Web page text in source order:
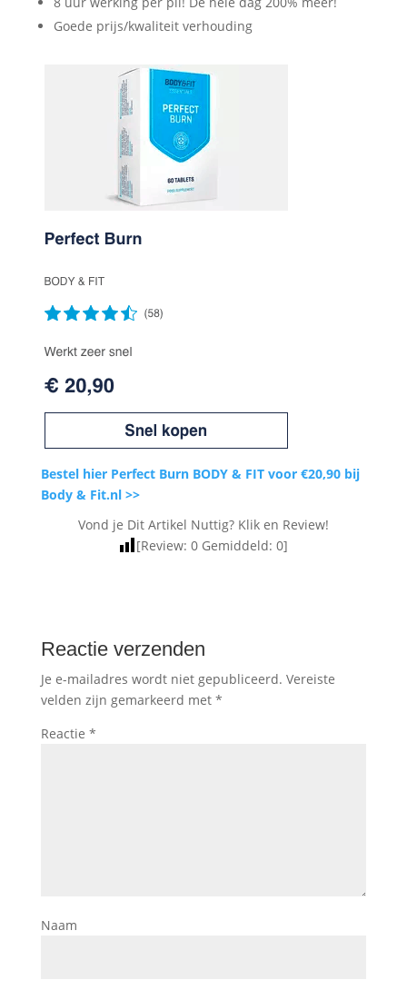
Goede prijs/kwaliteit verhouding
Bestel hier Perfect Burn BODY & FIT voor €20,90 bij
Body & Fit.nl >>
Vond je Dit Artikel Nuttig? Klik en Review!
[Review:0 Gemiddeld:0]
Reactie verzenden
Je e-mailadres wordt niet gepubliceerd. Vereiste
velden zijn gemarkeerd met *
Reactie *
Naam